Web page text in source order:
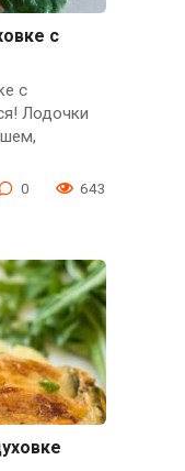
с
с
Лодочки
0 643